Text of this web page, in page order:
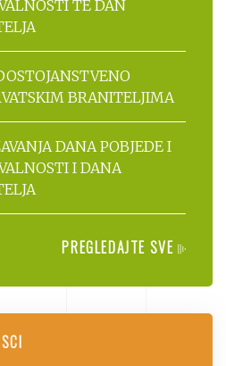
TE DAN
BRANITELJIMA
DANA POBJEDE I
I DANA
PREGLEDAJTE SVE